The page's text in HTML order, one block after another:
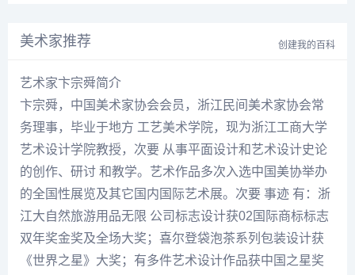
美术家推荐 创建我的百科
艺术家卞宗舜简介
卞宗舜 ，中国美术家协会会员，浙江民间美术家协会常
务理事，毕业于地方 工艺美术学院，现为浙江工商大学
艺术设计学院教授，次要 从事平面设计和艺术设计史论
的创作、研讨 和教学。艺术作品多次入选中国美协举办
的全国性展览及其它国内国际艺术展。次要 事迹 有：浙
江大自然旅游用品无限 公司标志设计获02国际商标标志
双年奖金奖及全场大奖；喜尔登袋泡茶系列包装设计获
《世界之星》大奖；有多件艺术设计作品获中国之星奖